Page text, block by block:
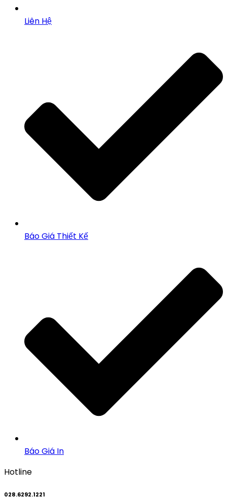
Liên Hệ
Báo Giá Thiết Kế
Báo Giá In
Hotline
028.6292.1221